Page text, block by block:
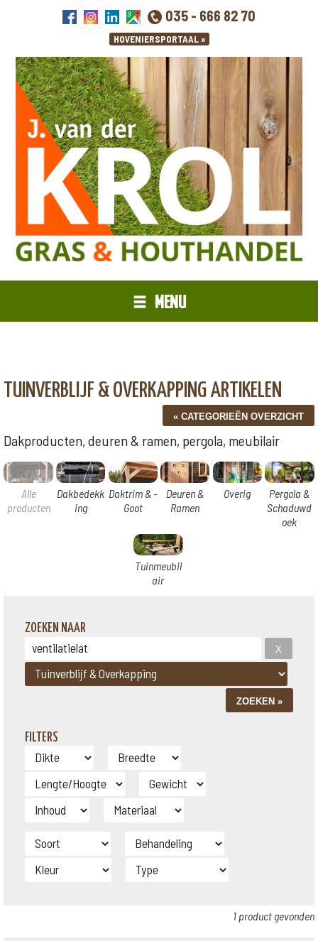
035 - 666 82 70
MENU
TUINVERBLIJF & OVERKAPPING ARTIKELEN
Dakproducten, deuren & ramen, pergola, meubilair
Alle
producten
Dakbedekk
ing
Daktrim & -
Goot
Deuren &
Ramen
Overig
Pergola &
Schaduwd
oek
Tuinmeubil
air
ZOEKEN NAAR
FILTERS
1 product gevonden